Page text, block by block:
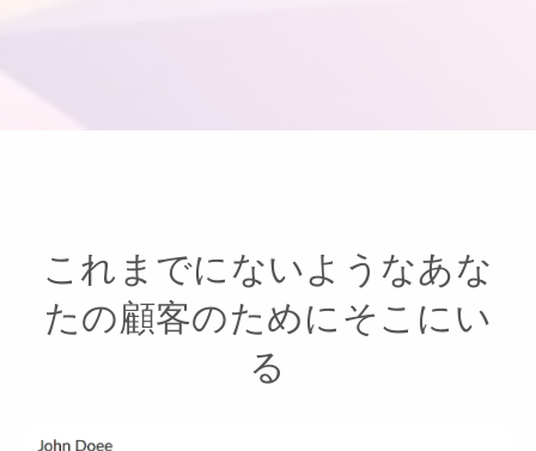
これまでにないようなあな
たの顧客のためにそこにい
る